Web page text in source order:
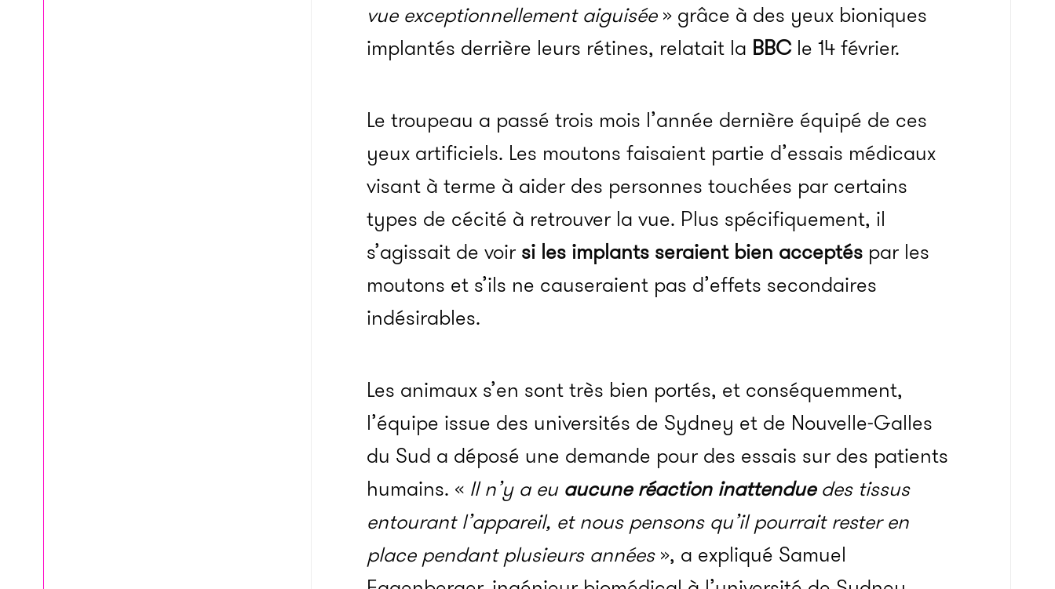
vue exceptionnellement aiguisée» grâce à des yeux bioniques
implantés derrière leurs rétines, relatait la BBCle 14 février.
Le troupeau a passé trois mois l’année dernière équipé de ces
yeux artificiels. Les moutons faisaient partie d’essais médicaux
visant à terme à aider des personnes touchées par certains
types de cécité à retrouver la vue. Plus spécifiquement, il
s’agissait de voir si les implants seraient bien acceptés par les
moutons et s’ils ne causeraient pas d’effets secondaires
indésirables.
Les animaux s’en sont très bien portés, et conséquemment,
l’équipe issue des universités de Sydney et de Nouvelle-Galles
du Sud a déposé une demande pour des essais sur des patients
humains. « Il n’y a euaucune réaction inattenduedes tissus
entourant l’appareil, et nous pensons qu’il pourrait rester en
place pendant plusieurs années», a expliqué Samuel